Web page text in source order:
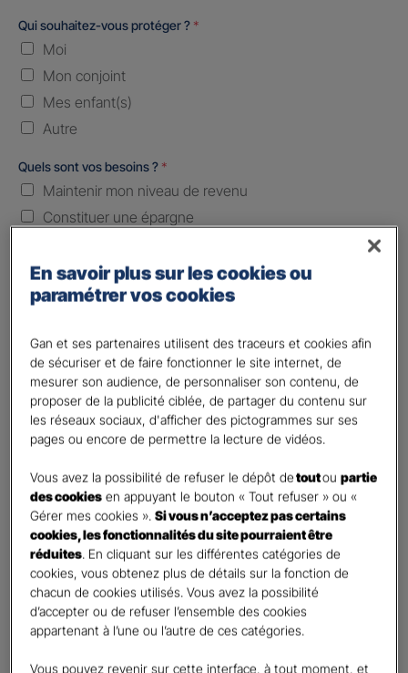
Qui souhaitez-vous protéger ? *
Moi
Mon conjoint
Mes enfant(s)
Autre
Quels sont vos besoins ? *
Maintenir mon niveau de revenu
Constituer une épargne
Percevoir un complément de revenu
Optimiser ma fiscalité
Plusieurs choix possibles
Vos informations :
Etes-vous déjà client Gan assurances ?*
Oui
Non
Civilité*
Madame
Monsieur
Contact*
En savoir plus sur les cookies ou
paramétrer vos cookies
Gan et ses partenaires utilisent des traceurs et cookies afin
de sécuriser et de faire fonctionner le site internet, de
mesurer son audience, de personnaliser son contenu, de
proposer de la publicité ciblée, de partager du contenu sur
les réseaux sociaux, d'afficher des pictogrammes sur ses
pages ou encore de permettre la lecture de vidéos.
Vous avez la possibilité de refuser le dépôt detoutoupartie
des cookies en appuyant le bouton « Tout refuser » ou «
Gérer mes cookies ».Si vous n’acceptez pas certains
cookies, les fonctionnalités du site pourraient être
réduites . En cliquant sur les différentes catégories de
cookies, vous obtenez plus de détails sur la fonction de
chacun de cookies utilisés. Vous avez la possibilité
d’accepter ou de refuser l’ensemble des cookies
appartenant à l’une ou l’autre de ces catégories.
Vous pouvez revenir sur cette interface, à tout moment, et